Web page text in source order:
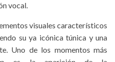
vocal.
visuales característicos
su ya icónica túnica y una
Uno de los momentos más